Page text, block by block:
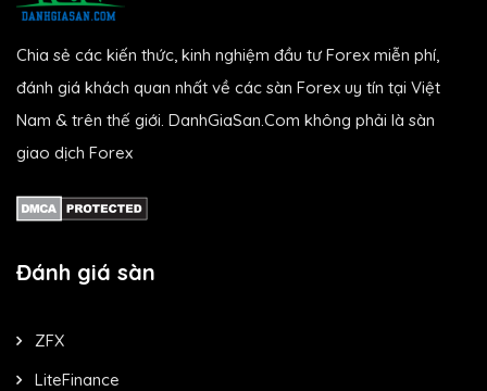
Chia sẻ các kiến thức, kinh nghiệm đầu tư Forex miễn phí,
đánh giá khách quan nhất về các sàn Forex uy tín tại Việt
Nam & trên thế giới. DanhGiaSan.Com không phải là sàn
giao dịch Forex
Đánh giá sàn
ZFX
LiteFinance